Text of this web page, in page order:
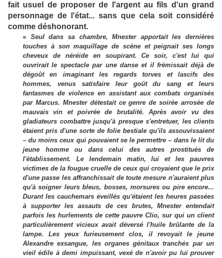
fait usuel de proposer de l'argent au fils d'un grand
personnage de l'état... sans que cela soit considéré
comme déshonorant.
« Seul dans sa chambre, Mnester apportait les dernières
touches à son maquillage de scène et peignait ses longs
cheveux de néréide en soupirant. Ce soir, c'est lui qui
ouvrirait le spectacle par une danse et il frémissait déjà de
dégoût en imaginant les regards torves et lascifs des
hommes, venus satisfaire leur goût du sang et leurs
fantasmes de violence en assistant aux combats organisés
par Marcus. Mnester détestait ce genre de soirée arrosée de
mauvais vin et poivrée de brutalité. Après avoir vu des
gladiateurs combattre jusqu'à presque s'entretuer, les clients
étaient pris d'une sorte de folie bestiale qu'ils assouvissaient
– du moins ceux qui pouvaient se le permettre – dans le lit du
jeune homme ou dans celui des autres prostitués de
l'établissement. Le lendemain matin, lui et les pauvres
victimes de la fougue cruelle de ceux qui croyaient que le prix
d'une passe les affranchissait de toute mesure n'auraient plus
qu'à soigner leurs bleus, bosses, morsures ou pire encore...
Durant les cauchemars éveillés qu'étaient les heures passées
à supporter les assauts de ces brutes, Mnester entendait
parfois les hurlements de cette pauvre Clio, sur qui un client
particulièrement vicieux avait déversé l'huile brûlante de la
lampe. Les yeux furieusement clos, il revoyait le jeune
Alexandre exsangue, les organes génitaux tranchés par un
vieil édile à demi impuissant, vexé de n'avoir pu lui prouver